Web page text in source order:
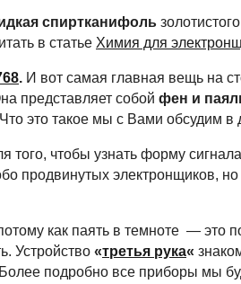
спиртканифоль
в статье Химия для
. И вот самая главная вещь на
представляет собой фен и
это такое мы с Вами обсудим в
чтобы узнать форму
продвинутых электронщиков,
как паять в темноте — это
Устройство «третья рука«
подробно все приборы мы